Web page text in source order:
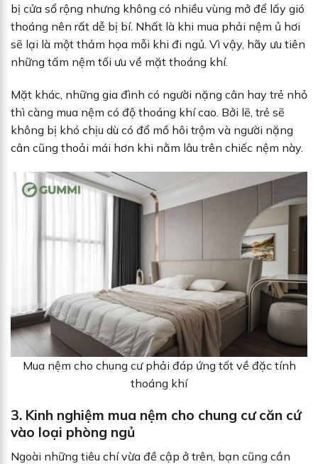
bị cửa sổ rộng nhưng không có nhiều vùng mở để lấy gió
thoáng nên rất dễ bị bí. Nhất là khi mua phải nệm ủ hơi
sẽ lại là một thảm họa mỗi khi đi ngủ. Vì vậy, hãy ưu tiên
những tấm nệm tối ưu về mặt thoáng khí.
Mặt khác, những gia đình có người nặng cân hay trẻ nhỏ
thì càng mua nệm có độ thoáng khí cao. Bởi lẽ, trẻ sẽ
không bị khó chịu dù có đổ mồ hôi trộm và người nặng
cân cũng thoải mái hơn khi nằm lâu trên chiếc nệm này.
Mua nệm cho chung cư phải đáp ứng tốt về đặc tính
thoáng khí
3. Kinh nghiệm mua nệm cho chung cư căn cứ
vào loại phòng ngủ
Ngoài những tiêu chí vừa đề cập ở trên, bạn cũng cần